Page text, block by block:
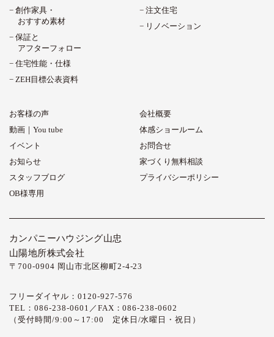
創作家具・
おすすめ素材
保証と
アフターフォロー
住宅性能・仕様
ZEH目標公表資料
注文住宅
リノベーション
お客様の声
動画｜You tube
イベント
お知らせ
スタッフブログ
OB様専用
会社概要
体感ショールーム
お問合せ
家づくり無料相談
プライバシーポリシー
カンパニーハウジング山忠
山陽地所株式会社
〒700-0904 岡山市北区柳町2-4-23
フリーダイヤル：0120-927-576
TEL：086-238-0601／FAX：086-238-0602
（受付時間/9:00～17:00 定休日/水曜日・祝日）